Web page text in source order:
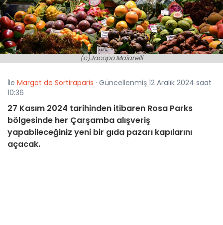
(c)Jacopo Maiarelli
İle Margot de Sortiraparis · Güncellenmiş 12 Aralık 2024 saat
10:36
27 Kasım 2024 tarihinden itibaren Rosa Parks
bölgesinde her Çarşamba alışveriş
yapabileceğiniz yeni bir gıda pazarı kapılarını
açacak.